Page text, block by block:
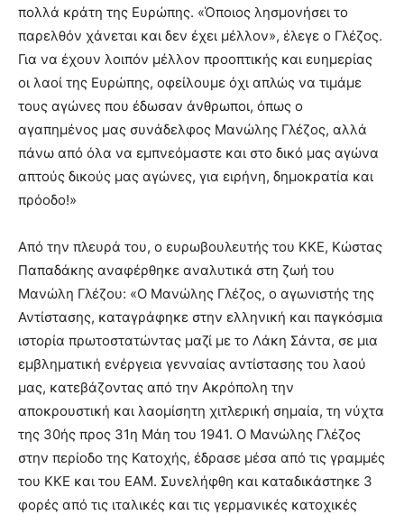
πολλά κράτη της Ευρώπης. «Όποιος λησμονήσει το
παρελθόν χάνεται και δεν έχει μέλλον», έλεγε ο Γλέζος.
Για να έχουν λοιπόν μέλλον προοπτικής και ευημερίας
οι λαοί της Ευρώπης, οφείλουμε όχι απλώς να τιμάμε
τους αγώνες που έδωσαν άνθρωποι, όπως ο
αγαπημένος μας συνάδελφος Μανώλης Γλέζος, αλλά
πάνω από όλα να εμπνεόμαστε και στο δικό μας αγώνα
απτούς δικούς μας αγώνες, για ειρήνη, δημοκρατία και
πρόοδο!»
Από την πλευρά του, ο ευρωβουλευτής του ΚΚΕ, Κώστας
Παπαδάκης αναφέρθηκε αναλυτικά στη ζωή του
Μανώλη Γλέζου: «Ο Μανώλης Γλέζος, ο αγωνιστής της
Αντίστασης, καταγράφηκε στην ελληνική και παγκόσμια
ιστορία πρωτοστατώντας μαζί με το Λάκη Σάντα, σε μια
εμβληματική ενέργεια γενναίας αντίστασης του λαού
μας, κατεβάζοντας από την Ακρόπολη την
αποκρουστική και λαομίσητη χιτλερική σημαία, τη νύχτα
της 30ής προς 31η Μάη του 1941. Ο Μανώλης Γλέζος
στην περίοδο της Κατοχής, έδρασε μέσα από τις γραμμές
του ΚΚΕ και του ΕΑΜ. Συνελήφθη και καταδικάστηκε 3
φορές από τις ιταλικές και τις γερμανικές κατοχικές